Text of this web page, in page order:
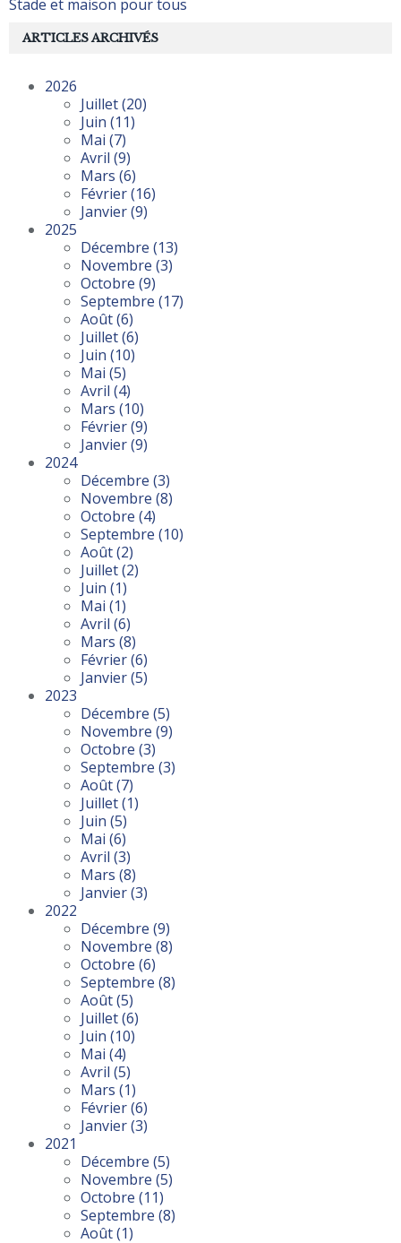
Stade et maison pour tous
ARTICLES ARCHIVÉS
2026
Juillet(20)
Juin (11)
Mai (7)
Avril (9)
Mars (6)
Février(16)
Janvier(9)
2025
Décembre (13)
Novembre (3)
Octobre (9)
Septembre (17)
Août(6)
Juillet(6)
Juin (10)
Mai (5)
Avril (4)
Mars (10)
Février(9)
Janvier(9)
2024
Décembre (3)
Novembre (8)
Octobre (4)
Septembre (10)
Août(2)
Juillet(2)
Juin (1)
Mai (1)
Avril (6)
Mars (8)
Février(6)
Janvier(5)
2023
Décembre (5)
Novembre (9)
Octobre (3)
Septembre (3)
Août(7)
Juillet(1)
Juin (5)
Mai (6)
Avril (3)
Mars (8)
Janvier(3)
2022
Décembre (9)
Novembre (8)
Octobre (6)
Septembre (8)
Août(5)
Juillet(6)
Juin (10)
Mai (4)
Avril (5)
Mars (1)
Février(6)
Janvier(3)
2021
Décembre (5)
Novembre (5)
Octobre (11)
Septembre (8)
Août(1)